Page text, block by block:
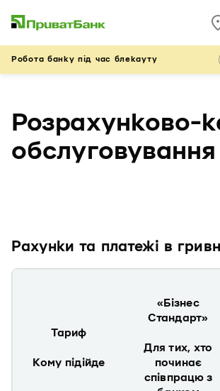
Робота банку під час блекауту
Розрахунково-
обслуговування
Рахунки та платежі в
Тариф
Кому підійде
«Бізнес
Стандарт»
Для тих, хто
починає
співпрацю з